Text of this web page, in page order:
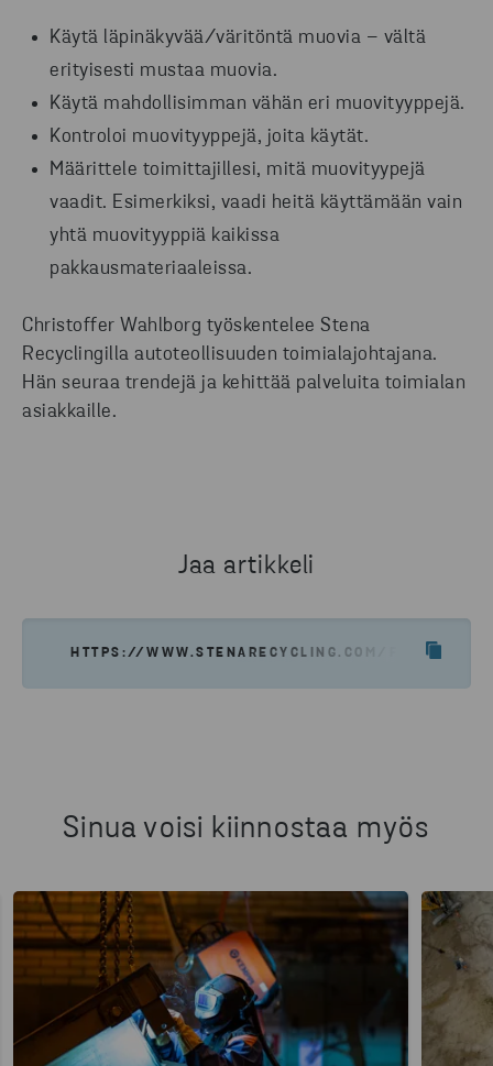
Käytä läpinäkyvää/väritöntä muovia – vältä
erityisesti mustaa muovia.
Käytä mahdollisimman vähän eri muovityyppejä.
Kontroloi muovityyppejä, joita käytät.
Määrittele toimittajillesi, mitä muovityypejä
vaadit. Esimerkiksi, vaadi heitä käyttämään vain
yhtä muovityyppiä kaikissa
pakkausmateriaaleissa.
Christoffer Wahlborg työskentelee Stena
Recyclingilla autoteollisuuden toimialajohtajana.
Hän seuraa trendejä ja kehittää palveluita toimialan
asiakkaille.
Jaa artikkeli
HTTPS://WWW.STENARECYCLING.COM/FI/UUTISET-
Sinua voisi kiinnostaa myös